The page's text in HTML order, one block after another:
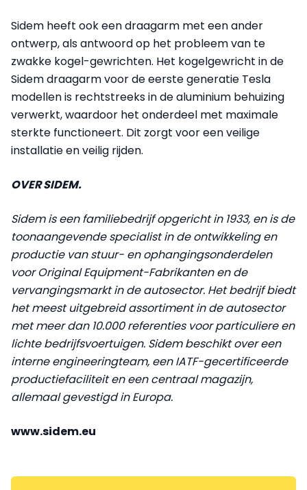
Sidem heeft ook een draagarm met een ander
ontwerp, als antwoord op het probleem van te
zwakke kogel-gewrichten. Het kogelgewricht in de
Sidem draagarm voor de eerste generatie Tesla
modellen is rechtstreeks in de aluminium behuizing
verwerkt, waardoor het onderdeel met maximale
sterkte functioneert. Dit zorgt voor een veilige
installatie en veilig rijden.
OVER SIDEM.
Sidem is een familiebedrijf opgericht in 1933, en is de
toonaangevende specialist in de ontwikkeling en
productie van stuur- en ophangingsonderdelen
voor Original Equipment-Fabrikanten en de
vervangingsmarkt in de autosector. Het bedrijf biedt
het meest uitgebreid assortiment in de autosector
met meer dan 10.000 referenties voor particuliere en
lichte bedrijfsvoertuigen. Sidem beschikt over een
interne engineeringteam, een IATF-gecertificeerde
productiefaciliteit en een centraal magazijn,
allemaal gevestigd in Europa.
www.sidem.eu